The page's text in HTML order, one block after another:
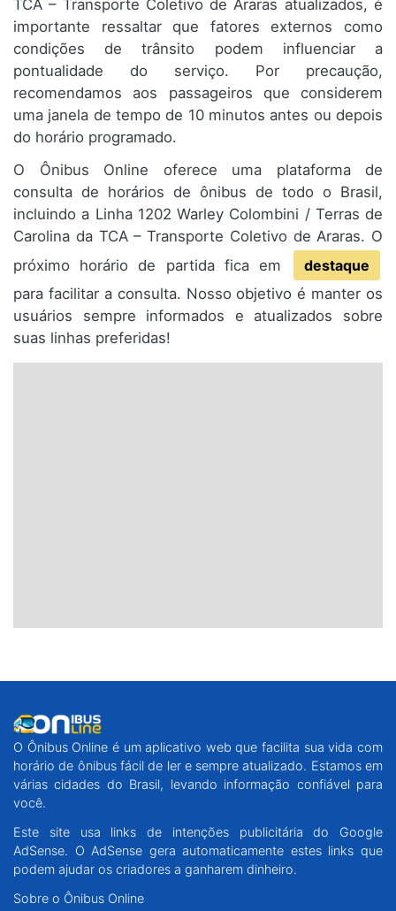
TCA – Transporte Coletivo de Araras atualizados, é
importante ressaltar que fatores externos como
condições de trânsito podem influenciar a
pontualidade do serviço. Por precaução,
recomendamos aos passageiros que considerem
uma janela de tempo de 10 minutos antes ou depois
do horário programado.
O Ônibus Online oferece uma plataforma de
consulta de horários de ônibus de todo o Brasil,
incluindo a Linha 1202 Warley Colombini / Terras de
Carolina da TCA – Transporte Coletivo de Araras. O
próximo horário de partida fica em
destaque
para facilitar a consulta. Nosso objetivo é manter os
usuários sempre informados e atualizados sobre
suas linhas preferidas!
O Ônibus Online é um aplicativo web que facilita sua vida com
horário de ônibus fácil de ler e sempre atualizado. Estamos em
várias cidades do Brasil, levando informação confiável para
você.
Este site usa links de intenções publicitária do Google
AdSense. O AdSense gera automaticamente estes links que
podem ajudar os criadores a ganharem dinheiro.
Sobre o Ônibus Online